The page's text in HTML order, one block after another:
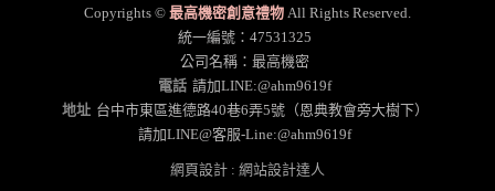
Copyrights © 最高機密創意禮物 All Rights Reserved.
統一編號：47531325
公司名稱：最高機密
電話 請加LINE:@ahm9619f
地址 台中市東區進德路40巷6弄5號（恩典教會旁大樹下）
請加LINE@客服-Line:@ahm9619f
網頁設計 : 網站設計達人